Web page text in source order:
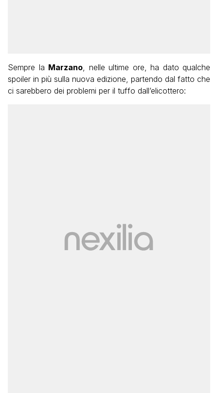
Sempre la Marzano, nelle ultime ore, ha dato qualche
spoiler in più sulla nuova edizione, partendo dal fatto che
ci sarebbero dei problemi per il tuffo dall’elicottero: